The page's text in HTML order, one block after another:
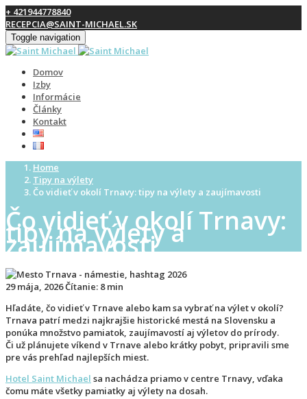
+ 421944778840
RECEPCIA@SAINT-MICHAEL.SK
Toggle navigation
Domov
Izby
Informácie
Články
Kontakt
Home
Tipy na výlety
Čo vidieť v okolí Trnavy: tipy na výlety a zaujímavosti
Čo vidieť v okolí Trnavy:
tipy na výlety a
zaujímavosti
29 mája, 2026Čítanie: 8 min
Hľadáte, čo vidieť v Trnave alebo kam sa vybrať na výlet v okolí?
Trnava patrí medzi najkrajšie historické mestá na Slovensku a
ponúka množstvo pamiatok, zaujímavostí aj výletov do prírody.
Či už plánujete víkend v Trnave alebo krátky pobyt, pripravili sme
pre vás prehľad najlepších miest.
Hotel Saint Michael sa nachádza priamo v centre Trnavy, vďaka
čomu máte všetky pamiatky aj výlety na dosah.